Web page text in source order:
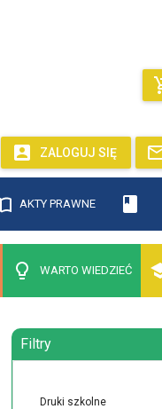
ZALOGUJ SIĘ
AKTY PRAWNE
WARTO WIEDZIEĆ
Filtry
Druki szkolne